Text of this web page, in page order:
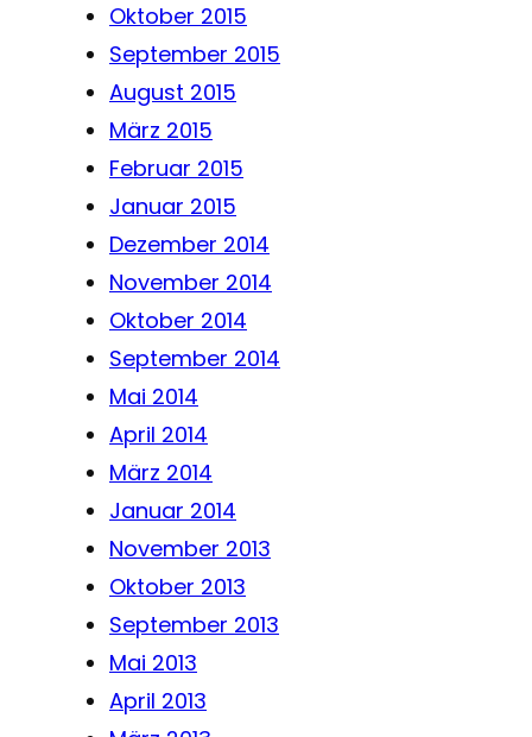
Oktober 2015
September 2015
August 2015
März 2015
Februar 2015
Januar 2015
Dezember 2014
November 2014
Oktober 2014
September 2014
Mai 2014
April 2014
März 2014
Januar 2014
November 2013
Oktober 2013
September 2013
Mai 2013
April 2013